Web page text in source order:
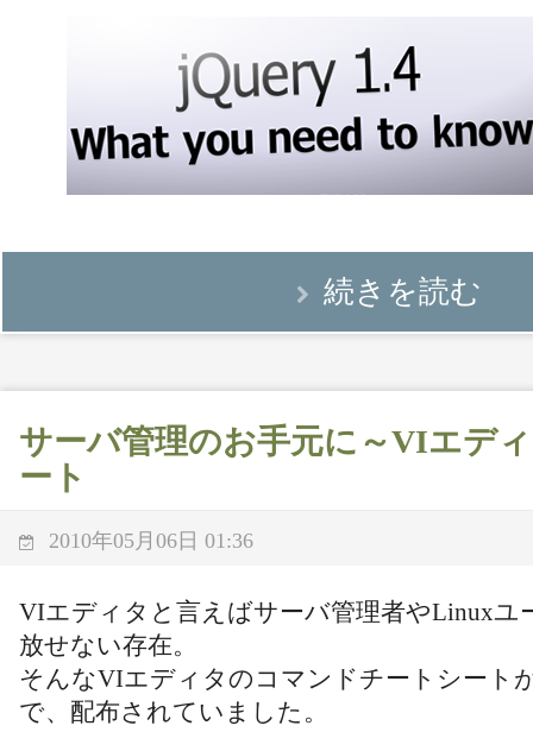
続きを読む
サーバ管理のお手元に～VIエデ
ート
2010年05月06日 01:36
VIエディタと言えばサーバ管理者やLinuxユ
放せない存在。
そんなVIエディタのコマンドチートシート
で、配布されていました。